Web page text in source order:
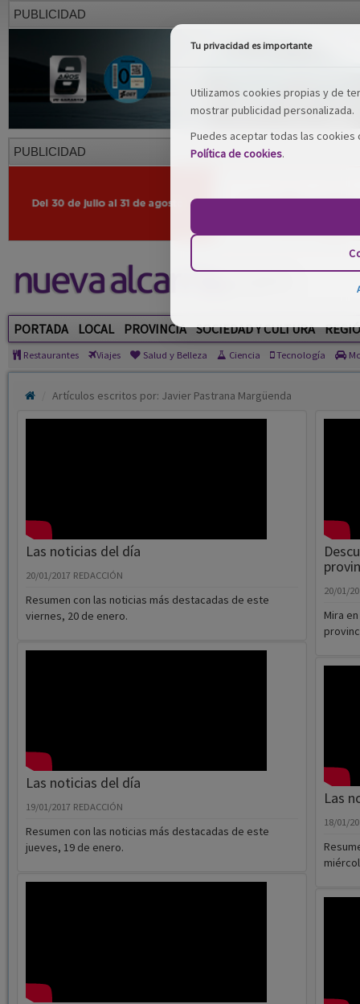
PUBLICIDAD
PUBLICIDAD
PORTADA LOCAL PROVINCIA SOCIEDAD Y CULTURA
Restaurantes Viajes Salud y Belleza Ciencia Tecnología
Artículos escritos por: Javier Pastrana Margüenda
Las noticias del día
20/01/2017 REDACCIÓN
Resumen con las noticias más destacadas de este
viernes, 20 de enero.
Las noticias del día
19/01/2017 REDACCIÓN
Resumen con las noticias más destacadas de este
jueves, 19 de enero.
20/01/
Mira
Las
18/01/
Tu privacidad es importante
Utilizamos cookies propias y de
mostrar publicidad personalizada.
Puedes aceptar todas las
Política de cookies.